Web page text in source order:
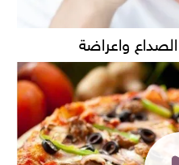
واعراضة